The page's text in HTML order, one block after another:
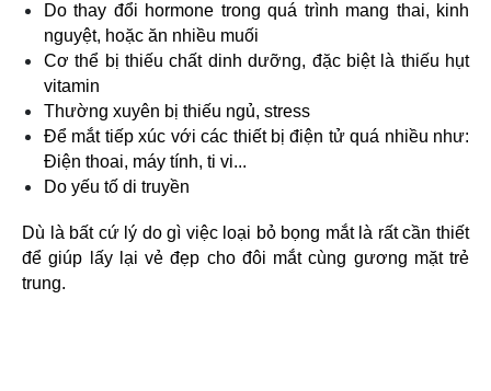
Do thay đổi hormone trong quá trình mang thai, kinh
nguyệt, hoặc ăn nhiều muối
Cơ thể bị thiếu chất dinh dưỡng, đặc biệt là thiếu hụt
vitamin
Thường xuyên bị thiếu ngủ, stress
Để mắt tiếp xúc với các thiết bị điện tử quá nhiều như:
Điện thoai, máy tính, ti vi...
Do yếu tố di truyền
Dù là bất cứ lý do gì việc loại bỏ bọng mắt là rất cần thiết
để giúp lấy lại vẻ đẹp cho đôi mắt cùng gương mặt trẻ
trung.